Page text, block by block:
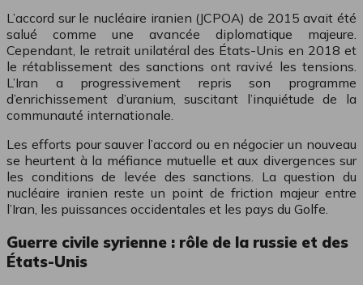
L’accord sur le nucléaire iranien (JCPOA) de 2015 avait été
salué comme une avancée diplomatique majeure.
Cependant, le retrait unilatéral des États-Unis en 2018 et
le rétablissement des sanctions ont ravivé les tensions.
L’Iran a progressivement repris son programme
d’enrichissement d’uranium, suscitant l’inquiétude de la
communauté internationale.
Les efforts pour sauver l’accord ou en négocier un nouveau
se heurtent à la méfiance mutuelle et aux divergences sur
les conditions de levée des sanctions. La question du
nucléaire iranien reste un point de friction majeur entre
l’Iran, les puissances occidentales et les pays du Golfe.
Guerre civile syrienne : rôle de la russie et des
États-Unis